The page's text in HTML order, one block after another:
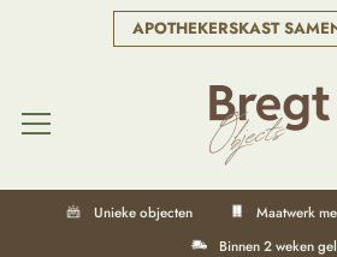
APOTHEKERSKAST
Unieke objecten Maatwerk
Binnen 2 weken